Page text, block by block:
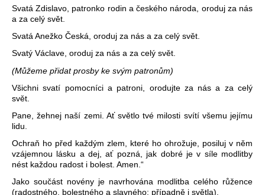
Svatá Zdislavo, patronko rodin a českého národa, oroduj za nás
a za celý svět.
Svatá Anežko Česká, oroduj za nás a za celý svět.
Svatý Václave, oroduj za nás a za celý svět.
(Můžeme přidat prosby ke svým patronům)
Všichni svatí pomocníci a patroni, orodujte za nás a za celý
svět.
Pane, žehnej naší zemi. Ať světlo tvé milosti svítí všemu jejímu
lidu.
Ochraň ho před každým zlem, které ho ohrožuje, posiluj v něm
vzájemnou lásku a dej, ať pozná, jak dobré je v síle modlitby
nést každou radost i bolest. Amen.“
Jako součást novény je navrhována modlitba celého růžence
(radostného, bolestného a slavného; případně i světla).